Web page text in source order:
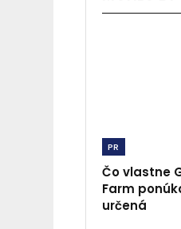
PR
Čo vlastne
Farm
určená